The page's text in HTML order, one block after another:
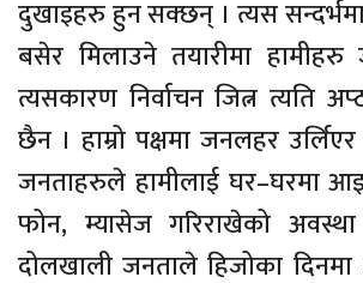
दुखाइहरु हुन सक्छन् । त्यस
बसेर मिलाउने तयारीमा हामीहरु
त्यसकारण निर्वाचन जित्न त्यति
छैन । हाम्रो पक्षमा जनलहर
जनताहरुले हामीलाई घर–घरमा
फोन, म्यासेज गरिराखेको
दोलखाली जनताले हिजोका दिनमा